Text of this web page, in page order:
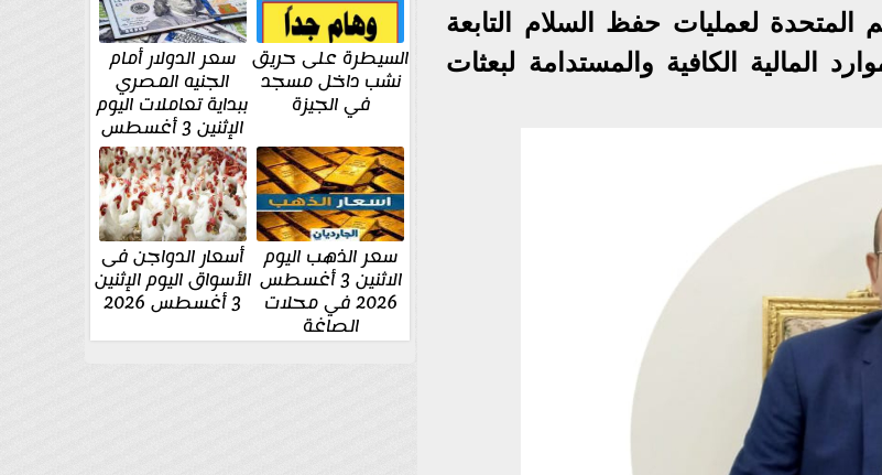
بتمويل الأمم المتحدة لعمليات حفظ السلام التابعة
المالية الكافية والمستدامة لبعثات
السيطرة على حريق
نشب داخل مسجد
في الجيزة
سعر الدولار أمام
الجنيه المصري
ببداية تعاملات اليوم
الإثنين 3 أغسطس
سعر الذهب اليوم
الاثنين 3 أغسطس
2026 في محلات
الصاغة
أسعار الدواجن فى
الأسواق اليوم الإثنين
3 أغسطس 2026